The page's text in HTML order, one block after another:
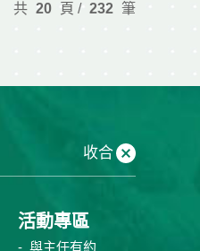
共 20 頁 / 232 筆
收合
活動專區
與主任有約